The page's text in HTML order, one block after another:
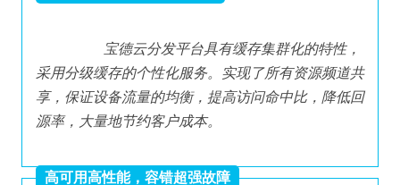
宝德云分发平台具有缓存集群化的特性，
采用分级缓存的个性化服务。实现了所有资源频道共
享，保证设备流量的均衡，提高访问命中比，降低回
源率，大量地节约客户成本。
高可用高性能，容错超强故障